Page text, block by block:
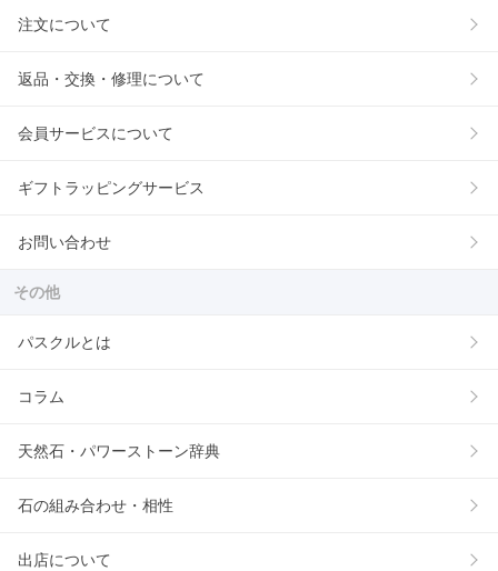
注文について
返品・交換・修理について
会員サービスについて
ギフトラッピングサービス
お問い合わせ
その他
パスクルとは
コラム
天然石・パワーストーン辞典
石の組み合わせ・相性
出店について